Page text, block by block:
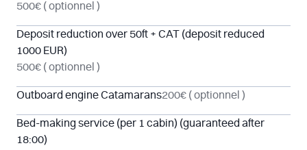
500€ ( optionnel )
Deposit reduction over 50ft + CAT (deposit reduced
1000 EUR)
500€ ( optionnel )
Outboard engine Catamarans200€ ( optionnel )
Bed-making service (per 1 cabin) (guaranteed after
18:00)